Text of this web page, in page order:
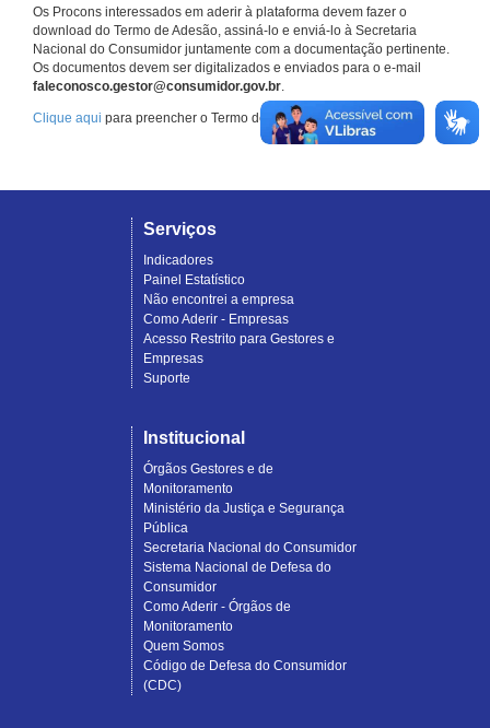
Os Procons interessados em aderir à plataforma devem fazer o
download do Termo de Adesão, assiná-lo e enviá-lo à Secretaria
Nacional do Consumidor juntamente com a documentação pertinente.
Os documentos devem ser digitalizados e enviados para o e-mail
faleconosco.gestor@consumidor.gov.br.
Clique aqui para preencher o Termo de Adesão.
Serviços
Indicadores
Painel Estatístico
Não encontrei a empresa
Como Aderir - Empresas
Acesso Restrito para Gestores e
Empresas
Suporte
Institucional
Órgãos Gestores e de
Monitoramento
Ministério da Justiça e Segurança
Pública
Secretaria Nacional do Consumidor
Sistema Nacional de Defesa do
Consumidor
Como Aderir - Órgãos de
Monitoramento
Quem Somos
Código de Defesa do Consumidor
(CDC)